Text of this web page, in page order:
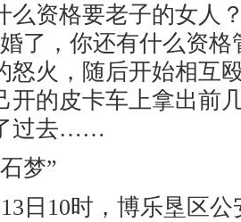
么资格要老子的女人
了，你还有什么资格
怒火，随后开始相互
开的皮卡车上拿出前
过去……
梦”
10时，博乐垦区公